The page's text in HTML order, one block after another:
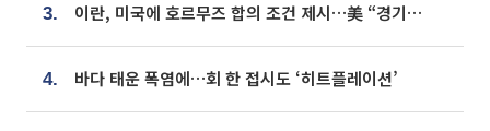
3. 이란, 미국에 호르무즈 합의 조건 제시…美 “경기 아직 안 끝나” [종합]
4. 바다 태운 폭염에…회 한 접시도 ‘히트플레이션’